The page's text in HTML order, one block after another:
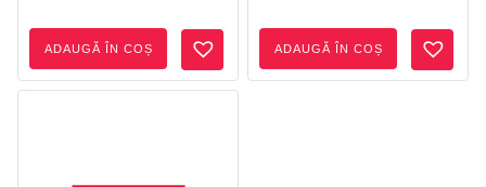
ADAUGĂ ÎN COȘ ADAUGĂ ÎN COȘ